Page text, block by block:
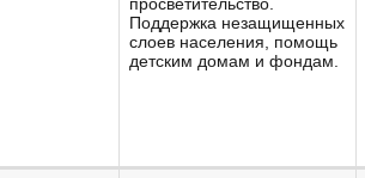
Поддержка незащищенных
слоев населения, помощь
детским домам и фондам.